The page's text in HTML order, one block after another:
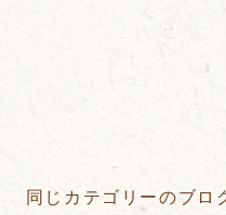
同じカテゴリーのブロ